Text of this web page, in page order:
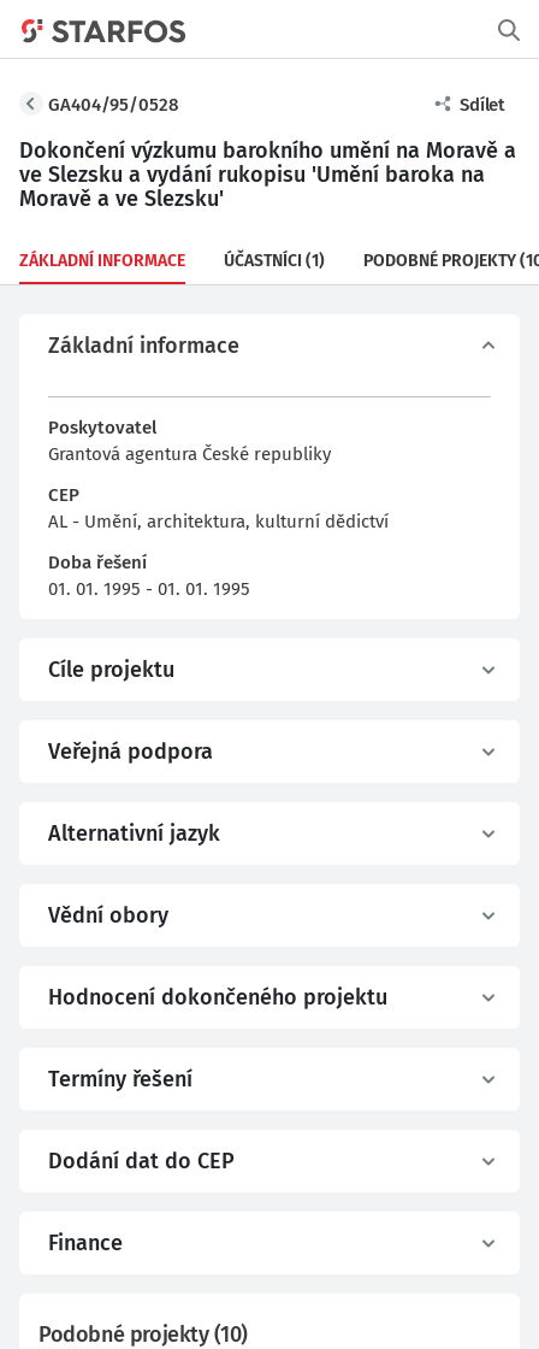
GA404/95/0528 Sdílet
Dokončení výzkumu barokního umění na Moravě a
ve Slezsku a vydání rukopisu 'Umění baroka na
Moravě a ve Slezsku'
ZÁKLADNÍ INFORMACE ÚČASTNÍCI (1) PODOBNÉ PROJEKTY
Základní informace
Poskytovatel
Grantová agentura České republiky
CEP
AL - Umění, architektura, kulturní dědictví
Doba řešení
01. 01. 1995 - 01. 01. 1995
Cíle projektu
Veřejná podpora
Alternativní jazyk
Vědní obory
Hodnocení dokončeného projektu
Termíny řešení
Dodání dat do CEP
Finance
Podobné projekty(10)